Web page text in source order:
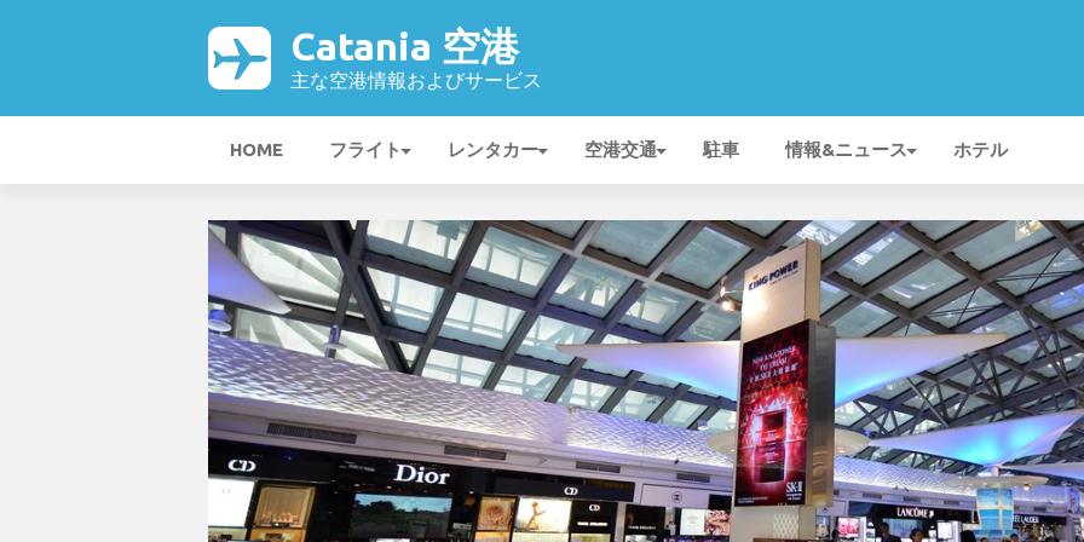
Catania 空港
主な空港情報およびサービス
HOME フライト レンタカー 空港交通 駐車 情報&ニュース ホテル